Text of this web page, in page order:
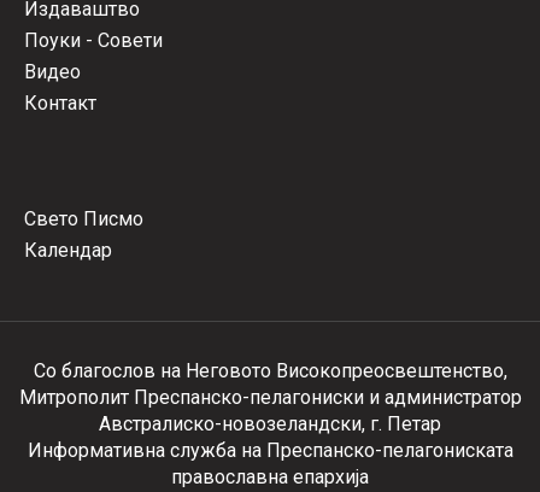
Издаваштво
Поуки - Совети
Видео
Контакт
Свето Писмо
Календар
Со благослов на Неговото Високопреосвештенство,
Митрополит Преспанско-пелагониски и администратор
Австралиско-новозеландски, г. Петар
Информативна служба на Преспанско-пелагониската
православна епархија